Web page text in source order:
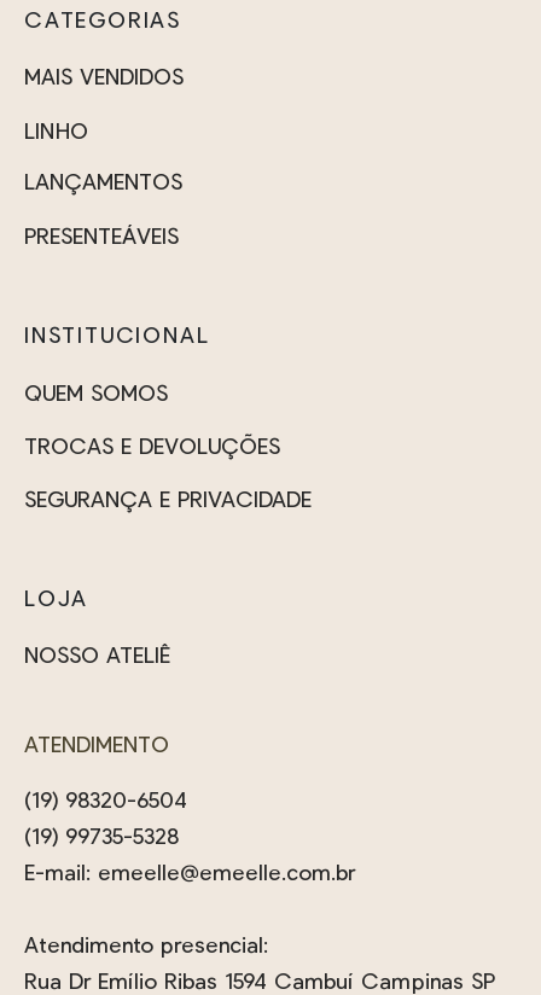
várias
opções
podem
escolhidas
produto
CATEGORIAS
MAIS VENDIDOS
LINHO
LANÇAMENTOS
PRESENTEÁVEIS
INSTITUCIONAL
QUEM SOMOS
TROCAS E DEVOLUÇÕES
SEGURANÇA E PRIVACIDADE
LOJA
NOSSO ATELIÊ
ATENDIMENTO
(19) 98320-6504
(19) 99735-5328
E-mail: emeelle@emeelle.com.br
Atendimento presencial:
Rua Dr Emílio Ribas 1594 Cambuí Campinas SP